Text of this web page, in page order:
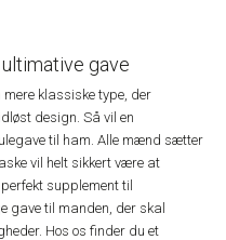
gave
klassiske type, der
design. Så vil en
til ham. Alle mænd sætter
vil helt sikkert være at
supplement til
gave til manden, der skal
Hos os finder du et